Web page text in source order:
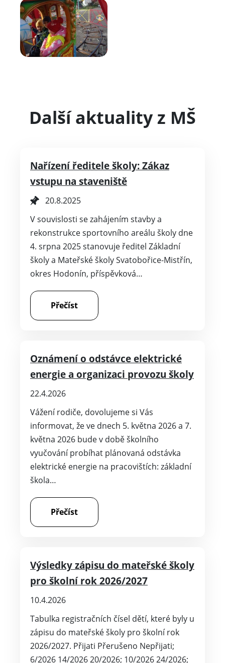
Další aktuality z MŠ
Nařízení ředitele školy: Zákaz
vstupu na staveniště
20.8.2025
V souvislosti se zahájením stavby a
rekonstrukce sportovního areálu školy dne
4. srpna 2025 stanovuje ředitel Základní
školy a Mateřské školy Svatobořice-Mistřín,
okres Hodonín, příspěvková…
Přečíst
Oznámení o odstávce elektrické
energie a organizaci provozu školy
22.4.2026
Vážení rodiče, dovolujeme si Vás
informovat, že ve dnech 5. května 2026 a 7.
května 2026 bude v době školního
vyučování probíhat plánovaná odstávka
elektrické energie na pracovištích: základní
škola…
Přečíst
Výsledky zápisu do mateřské školy
pro školní rok 2026/2027
10.4.2026
Tabulka registračních čísel dětí, které byly u
zápisu do mateřské školy pro školní rok
2026/2027. Přijati Přerušeno Nepřijati;
6/2026 14/2026 20/2026; 10/2026 24/2026;